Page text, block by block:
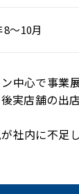
8～10月
中心で事業
実店舗の出
社内に不足